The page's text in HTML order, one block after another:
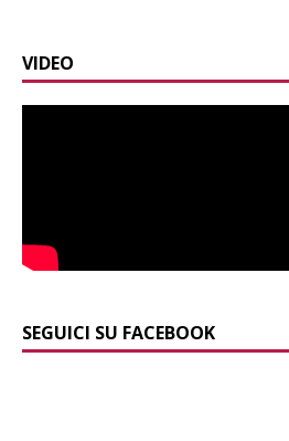
VIDEO
SEGUICI SU FACEBOOK